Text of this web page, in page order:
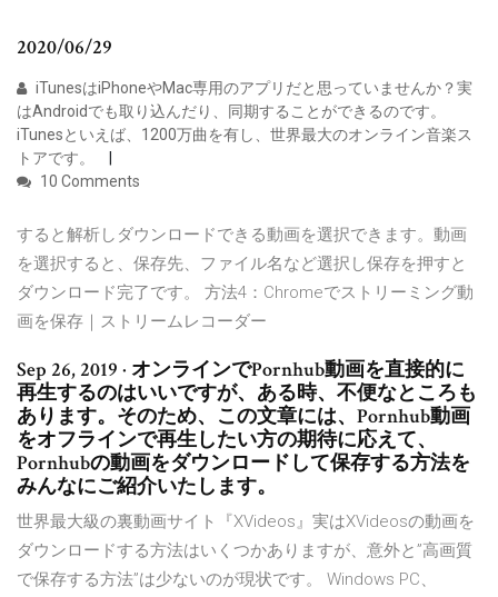
2020/06/29
iTunesはiPhoneやMac専用のアプリだと思っていませんか？実
はAndroidでも取り込んだり、同期することができるのです。
iTunesといえば、1200万曲を有し、世界最大のオンライン音楽ス
トアです。
10 Comments
すると解析しダウンロードできる動画を選択できます。動画
を選択すると、保存先、ファイル名など選択し保存を押すと
ダウンロード完了です。 方法4：Chromeでストリーミング動
画を保存｜ストリームレコーダー
Sep 26, 2019 · オンラインでPornhub動画を直接的に
再生するのはいいですが、ある時、不便なところも
あります。そのため、この文章には、Pornhub動画
をオフラインで再生したい方の期待に応えて、
Pornhubの動画をダウンロードして保存する方法を
みんなにご紹介いたします。
世界最大級の裏動画サイト『XVideos』実はXVideosの動画を
ダウンロードする方法はいくつかありますが、意外と”高画質
で保存する方法”は少ないのが現状です。 Windows PC、